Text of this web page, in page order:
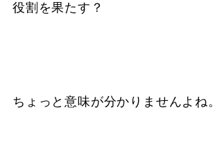
役割を果たす？
ちょっと意味が分かりませんよね。